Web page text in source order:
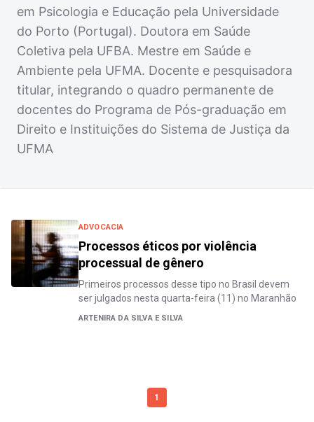
em Psicologia e Educação pela Universidade
do Porto (Portugal). Doutora em Saúde
Coletiva pela UFBA. Mestre em Saúde e
Ambiente pela UFMA. Docente e pesquisadora
titular, integrando o quadro permanente de
docentes do Programa de Pós-graduação em
Direito e Instituições do Sistema de Justiça da
UFMA
ADVOCACIA
Processos éticos por violência
processual de gênero
Primeiros processos desse tipo no Brasil devem
ser julgados nesta quarta-feira (11) no Maranhão
ARTENIRA DA SILVA E SILVA
1